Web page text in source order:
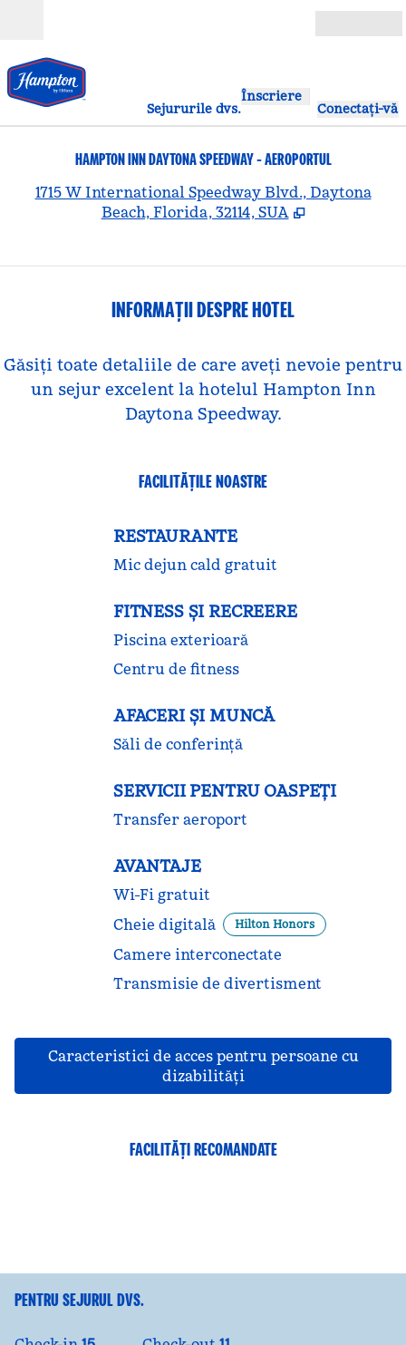
Sejururile dvs.
Înscriere
Conectați-vă
HAMPTON INN DAYTONA SPEEDWAY - AEROPORTUL
1715 W International Speedway Blvd., Daytona
Beach, Florida, 32114, SUA
INFORMAȚII DESPRE HOTEL
Găsiți toate detaliile de care aveți nevoie pentru
un sejur excelent la hotelul Hampton Inn
Daytona Speedway.
FACILITĂŢILE NOASTRE
RESTAURANTE
Mic dejun cald gratuit
FITNESS ŞI RECREERE
Piscina exterioară
Centru de fitness
AFACERI ȘI MUNCĂ
Săli de conferință
SERVICII PENTRU OASPEȚI
Transfer aeroport
AVANTAJE
Wi-Fi gratuit
Cheie digitală
Hilton Honors
Camere interconectate
Transmisie de divertisment
Caracteristici de acces pentru persoane cu
dizabilităţi
FACILITĂȚI RECOMANDATE
CENTRU DE FITNESS
PENTRU SEJURUL DVS.